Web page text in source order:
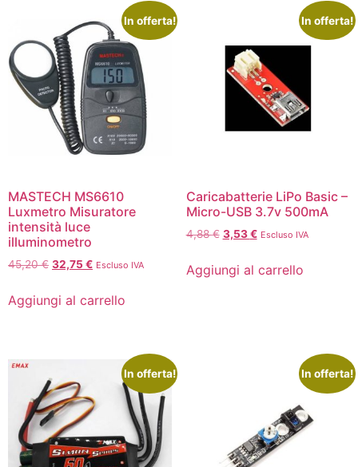
In offerta!
MASTECH MS6610
Luxmetro Misuratore
intensità luce
illuminometro
45,20€ 32,75€ Escluso IVA
Aggiungi al carrello
In offerta!
Caricabatterie LiPo Basic –
Micro-USB 3.7v 500mA
4,88€ 3,53€ Escluso IVA
Aggiungi al carrello
In offerta! In offerta!